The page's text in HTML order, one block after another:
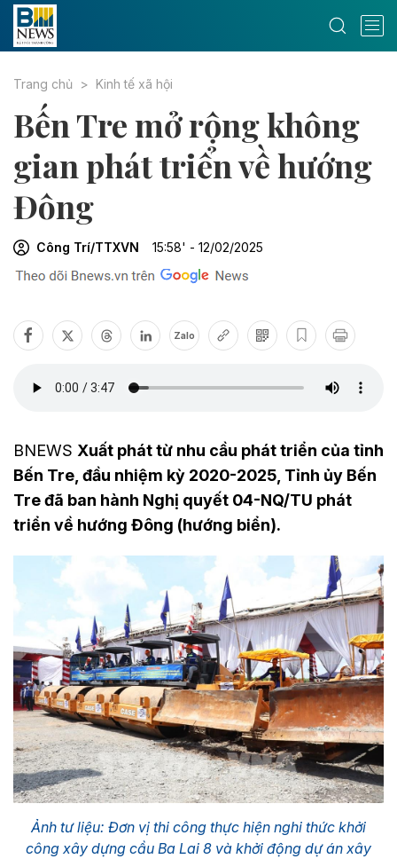
Trang chủ Kinh tế xã hội
Bến Tre mở rộng không
gian phát triển về hướng
Đông
Công Trí/TTXVN 15:58' - 12/02/2025
Zalo
BNEWS Xuất phát từ nhu cầu phát triển của tỉnh
Bến Tre, đầu nhiệm kỳ 2020-2025, Tỉnh ủy Bến
Tre đã ban hành Nghị quyết 04-NQ/TU phát
triển về hướng Đông (hướng biển).
Ảnh tư liệu: Đơn vị thi công thực hiện nghi thức khởi
công xây dựng cầu Ba Lai 8 và khởi động dự án xây